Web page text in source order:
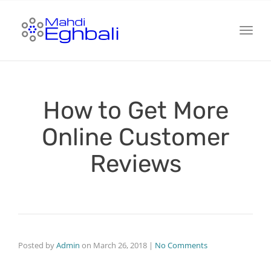
How to Get More
Online Customer
Reviews
Posted byAdmin on March 26, 2018 | No Comments